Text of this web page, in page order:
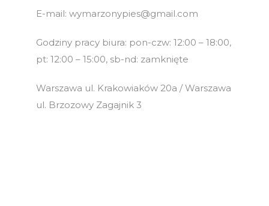
E-mail: wymarzonypies@gmail.com
Godziny pracy biura: pon-czw: 12:00 – 18:00,
pt: 12:00 – 15:00, sb-nd: zamknięte
Warszawa ul. Krakowiaków 20a / Warszawa
ul. Brzozowy Zagajnik 3